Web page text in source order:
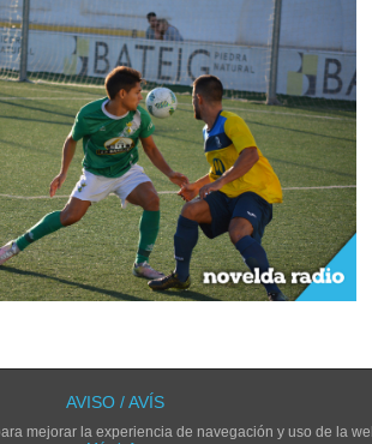
COMENTARIOS Y TRACKBACKS ESTÁN CERRADOS.
AVISO / AVÍS
mejorar la experiencia de navegación y uso de la